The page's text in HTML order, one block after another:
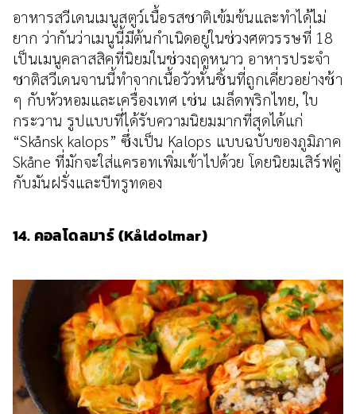
อาหารสวีเดนเมนูสตูว์เนื้อรสชาติเข้มข้นและทำได้ไม่
ยาก ว่ากันว่าเมนูนี้มีต้นกำเนิดอยู่ในช่วงศตวรรษที่ 18
เป็นเมนูคลาสสิคที่นิยมในช่วงฤดูหนาว อาหารประจำ
ชาติสวีเดนจานนี้ทำจากเนื้อวัวหั่นชิ้นที่ถูกเคี่ยวอย่างช้า
ๆ กับหัวหอมและเครื่องเทศ เช่น เมล็ดพริกไทย, ใบ
กระวาน รูปแบบที่ได้รับความนิยมมากที่สุดได้แก่
“Skånsk kalops” ซึ่งเป็น Kalops แบบฉบับของภูมิภาค
Skåne ที่มักจะใส่แครอทเพิ่มเข้าไปด้วย โดยนิยมเสิร์ฟคู่
กับมันฝรั่งและบีทรูทดอง
14. คอลโดลมาร์ (Kåldolmar)